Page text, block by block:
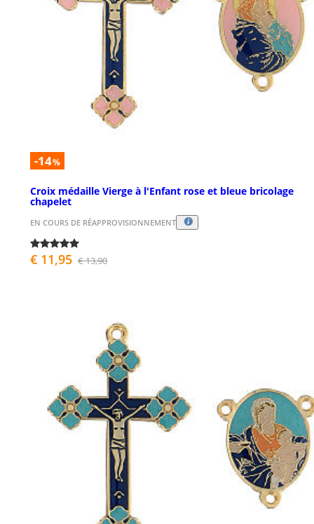
-14%
Croix médaille Vierge à l'Enfant rose et bleue bricolage
chapelet
EN COURS DE RÉAPPROVISIONNEMENT
€ 11,95 € 13,90